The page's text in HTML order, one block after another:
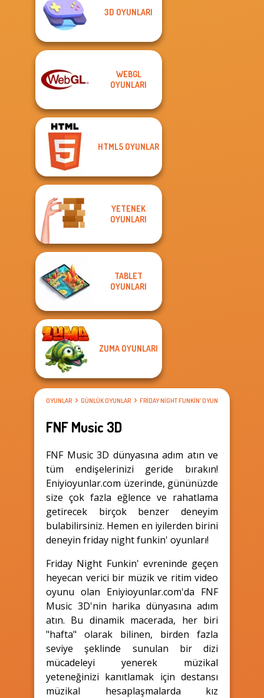
3D OYUNLARI
WEBGL
OYUNLARI
HTML5 OYUNLAR
YETENEK
OYUNLARI
TABLET
OYUNLARI
ZUMA OYUNLARI
OYUNLAR GÜNLÜK OYUNLAR FRIDAY NIGHT FUNKIN' OYUNLARI
FNF Music 3D
FNF Music 3D dünyasına adım atın ve
tüm endişelerinizi geride bırakın!
Eniyioyunlar.com üzerinde, gününüzde
size çok fazla eğlence ve rahatlama
getirecek birçok benzer deneyim
bulabilirsiniz. Hemen en iyilerden birini
deneyin friday night funkin' oyunları!
Friday Night Funkin' evreninde geçen
heyecan verici bir müzik ve ritim video
oyunu olan Eniyioyunlar.com'da FNF
Music 3D'nin harika dünyasına adım
atın. Bu dinamik macerada, her biri
"hafta" olarak bilinen, birden fazla
seviye şeklinde sunulan bir dizi
mücadeleyi yenerek müzikal
yeteneğinizi kanıtlamak için destansı
müzikal hesaplaşmalarda kız